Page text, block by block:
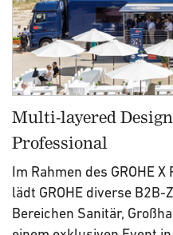
Multi-layered
Professional
Im Rahmen des GROHE
lädt GROHE diverse
Bereichen Sanitär,